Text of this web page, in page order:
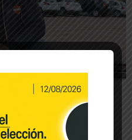
un crack y
que la